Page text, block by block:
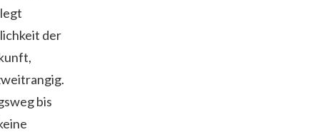
der
bis